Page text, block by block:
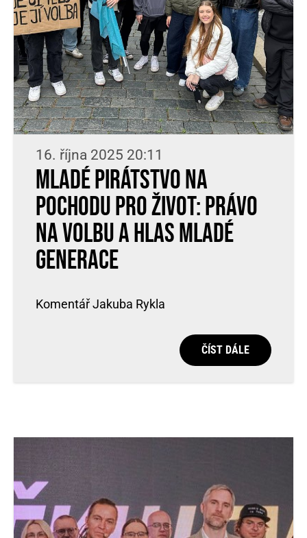
16. října 2025 20:11
Mladé pirátstvo na
Pochodu pro život: právo
na volbu a hlas mladé
generace
Komentář Jakuba Rykla
ČÍST DÁLE